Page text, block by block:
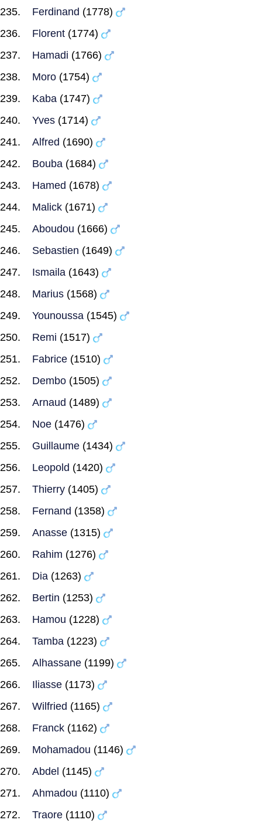
Ferdinand (1778)
Florent (1774)
Hamadi (1766)
Moro (1754)
Kaba (1747)
Yves (1714)
Alfred (1690)
Bouba (1684)
Hamed (1678)
Malick (1671)
Aboudou (1666)
Sebastien (1649)
Ismaila (1643)
Marius (1568)
Younoussa (1545)
Remi (1517)
Fabrice (1510)
Dembo (1505)
Arnaud (1489)
Noe (1476)
Guillaume (1434)
Leopold (1420)
Thierry (1405)
Fernand (1358)
Anasse (1315)
Rahim (1276)
Dia (1263)
Bertin (1253)
Hamou (1228)
Tamba (1223)
Alhassane (1199)
Iliasse (1173)
Wilfried (1165)
Franck (1162)
Mohamadou (1146)
Abdel (1145)
Ahmadou (1110)
Traore (1110)